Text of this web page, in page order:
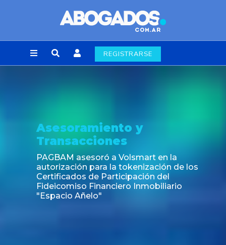
REGISTRARSE
Asesoramiento y
Transacciones
PAGBAM asesoró a Volsmart en la
autorización para la tokenización de los
Certificados de Participación del
Fideicomiso Financiero Inmobiliario
"Espacio Añelo"